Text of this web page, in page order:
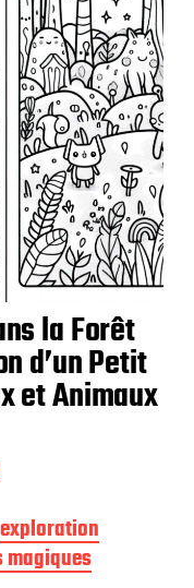
la Forêt
d’un Petit
et Animaux
exploration
magiques